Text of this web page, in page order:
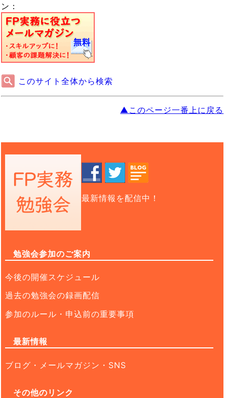
ン：
このサイト全体から検索
▲このページ一番上に戻る
最新情報を配信中！
勉強会参加のご案内
今後の開催スケジュール
過去の勉強会の録画配信
参加のルール・申込前の重要事項
最新情報
ブログ・メールマガジン・SNS
その他のリンク